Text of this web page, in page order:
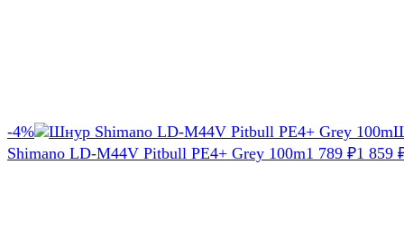
-4%
Shimano LD-M44V Pitbull PE4+ Grey 100m1 789 ₽1 859